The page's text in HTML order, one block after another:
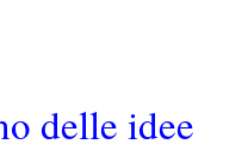
delle idee